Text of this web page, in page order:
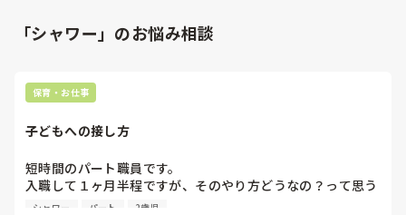
「シャワー」のお悩み相談
保育・お仕事
子どもへの接し方
短時間のパート職員です。
入職して１ヶ月半程ですが、そのやり方どうなの？って思う
ことが出てきました。
シャワー パート 2歳児